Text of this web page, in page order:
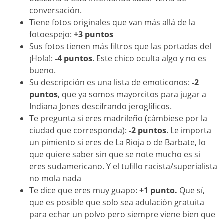
conversación.
Tiene fotos originales que van más allá de la
fotoespejo:+3 puntos
Sus fotos tienen más filtros que las portadas del
¡Hola!:-4 puntos. Este chico oculta algo y no es
bueno.
Su descripción es una lista de emoticonos:-2
puntos, que ya somos mayorcitos para jugar a
Indiana Jones descifrando jeroglíficos.
Te pregunta si eres madrileño (cámbiese por la
ciudad que corresponda):-2 puntos. Le importa
un pimiento si eres de La Rioja o de Barbate, lo
que quiere saber sin que se note mucho es si
eres sudamericano. Y el tufillo racista/superialista
no mola nada
Te dice que eres muy guapo:+1 punto. Que sí,
que es posible que solo sea adulación gratuita
para echar un polvo pero siempre viene bien que